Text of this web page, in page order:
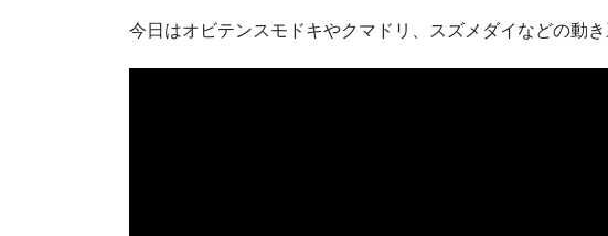
今日はオビテンスモドキやクマドリ、スズメダイなどの動き